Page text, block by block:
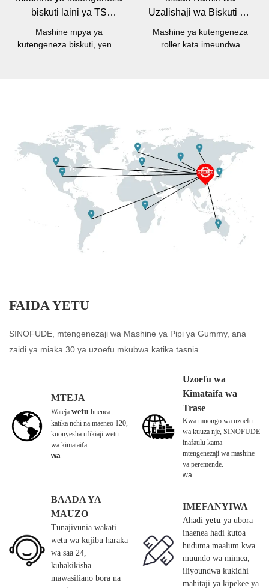
biskuti laini ya TS
mfululizo
Mashine mpya ya
kutengeneza biskuti, yenye
Uzalishaji wa Biskuti wa
BCM Kamili.
Mashine ya kutengeneza
roller kata imeundwa
FAIDA YETU
SINOFUDE, mtengenezaji wa Mashine ya Pipi ya Gummy, ana
zaidi ya miaka 30 ya uzoefu mkubwa katika tasnia.
MTEJA
Wateja wetu huenea
katika nchi na maeneo 120,
kuonyesha ufikiaji wetu
wa kimataifa.
wa
Uzoefu wa
Kimataifa wa
Trase
Kwa muongo wa uzoefu
wa kuuza nje, SINOFUDE
inafaulu kama
mtengenezaji wa mashine
ya peremende.
wa
BAADA YA
MAUZO
Tunajivunia wakati
wetu wa kujibu haraka
wa saa 24,
kuhakikisha
mawasiliano bora na
IMEFANYIWA
Ahadi yetu ya ubora
inaenea hadi kutoa
huduma maalum kwa
muundo wa mimea,
iliyoundwa kukidhi
mahitaji ya kipekee ya